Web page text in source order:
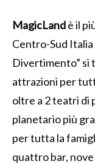
MagicLandè il
Centro-Sud Italia
Divertimento” si
attrazioni per
oltre a 2 teatri di
planetario più
per tutta la
quattro bar,